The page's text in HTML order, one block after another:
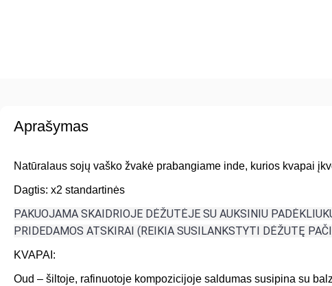
Aprašymas
Natūralaus sojų vaško žvakė prabangiame inde, kurios kvapai
Dagtis: x2 standartinės
PAKUOJAMA SKAIDRIOJE DĖŽUTĖJE SU AUKSINIU
PRIDEDAMOS ATSKIRAI (REIKIA SUSILANKSTYTI DĖŽUTĘ
KVAPAI:
Oud – šiltoje, rafinuotoje kompozicijoje saldumas susipina su